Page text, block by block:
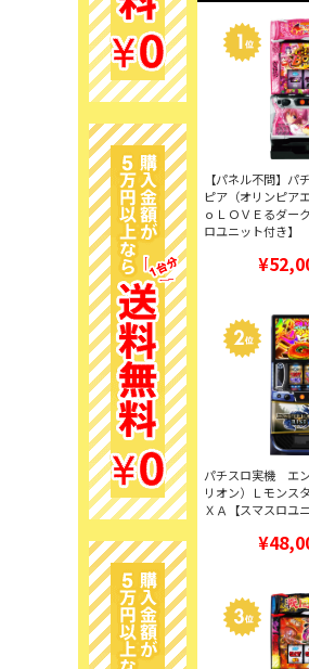
【パネル不問】
ピア（オリンピア
ｏＬＯＶＥるダー
ロユニット付き】
パチスロ実機 エ
リオン）Ｌモンス
ＸＡ【スマスロユ